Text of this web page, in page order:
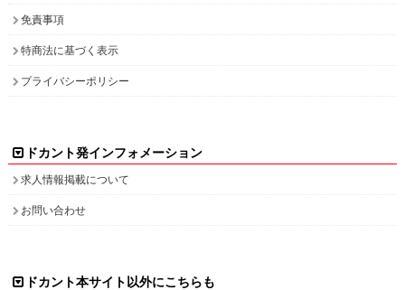
免責事項
特商法に基づく表示
プライバシーポリシー
ドカント発インフォメーション
求人情報掲載について
お問い合わせ
ドカント本サイト以外にこちらも